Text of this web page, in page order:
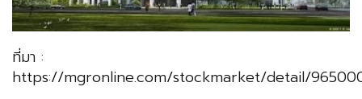
ที่มา :
https://mgronline.com/stockmarket/detail/